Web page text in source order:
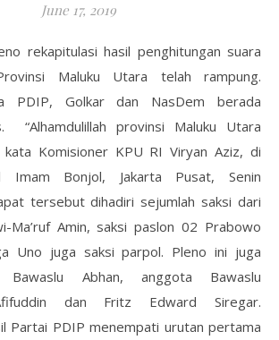
June 17, 2019
rekapitulasi hasil penghitungan suara
Maluku Utara telah rampung.
PDIP, Golkar dan NasDem berada
“Alhamdulillah provinsi Maluku Utara
kata Komisioner KPU RI Viryan Aziz, di
Imam Bonjol, Jakarta Pusat, Senin
tersebut dihadiri sejumlah saksi dari
Ma’ruf Amin, saksi paslon 02 Prabowo
Uno juga saksi parpol. Pleno ini juga
Abhan, anggota Bawaslu
dan Fritz Edward Siregar.
Partai PDIP menempati urutan pertama